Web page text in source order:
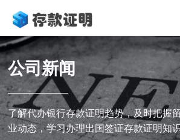
公司新闻
了解代办银行存款证明趋势，及时把握
业动态，学习办理出国签证存款证明知